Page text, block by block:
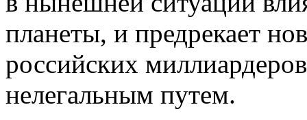
планеты, и предрекает
российских
нелегальным путем.